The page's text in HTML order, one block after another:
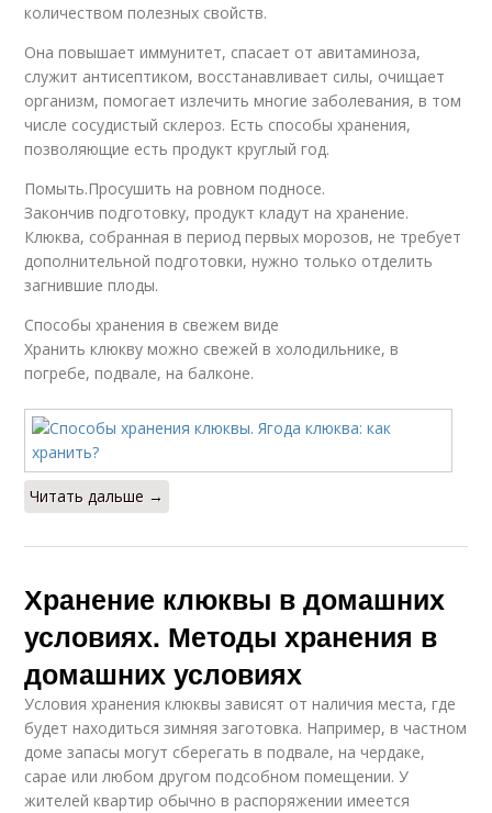
количеством полезных свойств.
Она повышает иммунитет, спасает от авитаминоза,
служит антисептиком, восстанавливает силы, очищает
организм, помогает излечить многие заболевания, в том
числе сосудистый склероз. Есть способы хранения,
позволяющие есть продукт круглый год.
Помыть.Просушить на ровном подносе.
Закончив подготовку, продукт кладут на хранение.
Клюква, собранная в период первых морозов, не требует
дополнительной подготовки, нужно только отделить
загнившие плоды.
Способы хранения в свежем виде
Хранить клюкву можно свежей в холодильнике, в
погребе, подвале, на балконе.
Читать дальше →
Хранение клюквы в домашних
условиях. Методы хранения в
домашних условиях
Условия хранения клюквы зависят от наличия места, где
будет находиться зимняя заготовка. Например, в частном
доме запасы могут сберегать в подвале, на чердаке,
сарае или любом другом подсобном помещении. У
жителей квартир обычно в распоряжении имеется